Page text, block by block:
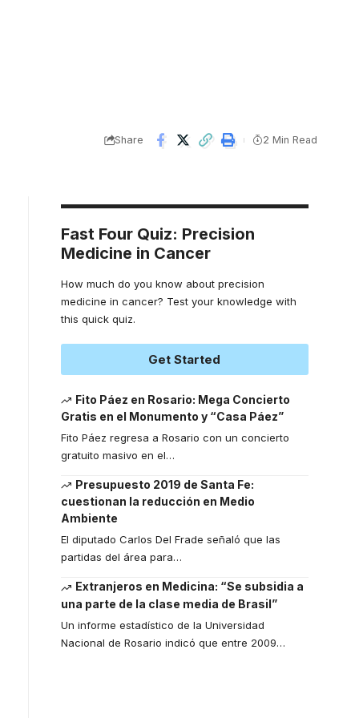
Share 2 Min Read
Fast Four Quiz: Precision
Medicine in Cancer
How much do you know about precision
medicine in cancer? Test your knowledge with
this quick quiz.
Get Started
Fito Páez en Rosario: Mega Concierto
Gratis en el Monumento y “Casa Páez”
Fito Páez regresa a Rosario con un concierto
gratuito masivo en el…
Presupuesto 2019 de Santa Fe:
cuestionan la reducción en Medio
Ambiente
El diputado Carlos Del Frade señaló que las
partidas del área para…
Extranjeros en Medicina: “Se subsidia a
una parte de la clase media de Brasil”
Un informe estadístico de la Universidad
Nacional de Rosario indicó que entre 2009…